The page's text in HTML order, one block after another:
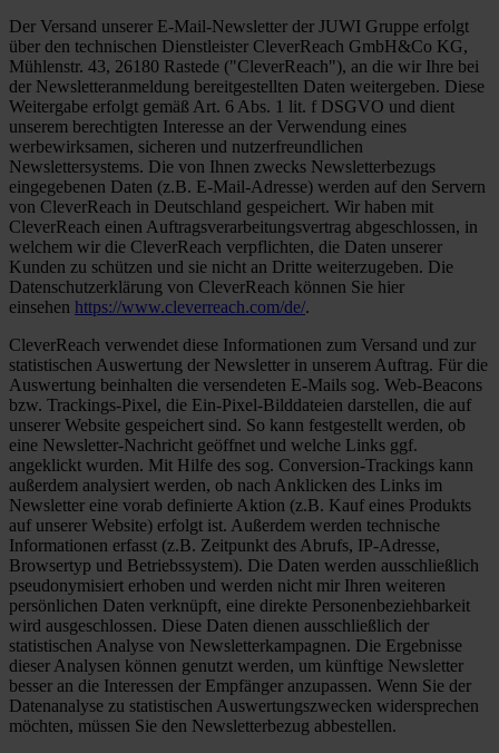
Der Versand unserer E-Mail-Newsletter der JUWI Gruppe erfolgt
über den technischen Dienstleister CleverReach GmbH&Co KG,
Mühlenstr. 43, 26180 Rastede ("CleverReach"), an die wir Ihre bei
der Newsletteranmeldung bereitgestellten Daten weitergeben. Diese
Weitergabe erfolgt gemäß Art. 6 Abs. 1 lit. f DSGVO und dient
unserem berechtigten Interesse an der Verwendung eines
werbewirksamen, sicheren und nutzerfreundlichen
Newslettersystems. Die von Ihnen zwecks Newsletterbezugs
eingegebenen Daten (z.B. E-Mail-Adresse) werden auf den Servern
von CleverReach in Deutschland gespeichert. Wir haben mit
CleverReach einen Auftragsverarbeitungsvertrag abgeschlossen, in
welchem wir die CleverReach verpflichten, die Daten unserer
Kunden zu schützen und sie nicht an Dritte weiterzugeben. Die
Datenschutzerklärung von CleverReach können Sie hier
einsehen https://www.cleverreach.com/de/.
CleverReach verwendet diese Informationen zum Versand und zur
statistischen Auswertung der Newsletter in unserem Auftrag. Für die
Auswertung beinhalten die versendeten E-Mails sog. Web-Beacons
bzw. Trackings-Pixel, die Ein-Pixel-Bilddateien darstellen, die auf
unserer Website gespeichert sind. So kann festgestellt werden, ob
eine Newsletter-Nachricht geöffnet und welche Links ggf.
angeklickt wurden. Mit Hilfe des sog. Conversion-Trackings kann
außerdem analysiert werden, ob nach Anklicken des Links im
Newsletter eine vorab definierte Aktion (z.B. Kauf eines Produkts
auf unserer Website) erfolgt ist. Außerdem werden technische
Informationen erfasst (z.B. Zeitpunkt des Abrufs, IP-Adresse,
Browsertyp und Betriebssystem). Die Daten werden ausschließlich
pseudonymisiert erhoben und werden nicht mir Ihren weiteren
persönlichen Daten verknüpft, eine direkte Personenbeziehbarkeit
wird ausgeschlossen. Diese Daten dienen ausschließlich der
statistischen Analyse von Newsletterkampagnen. Die Ergebnisse
dieser Analysen können genutzt werden, um künftige Newsletter
besser an die Interessen der Empfänger anzupassen. Wenn Sie der
Datenanalyse zu statistischen Auswertungszwecken widersprechen
möchten, müssen Sie den Newsletterbezug abbestellen.